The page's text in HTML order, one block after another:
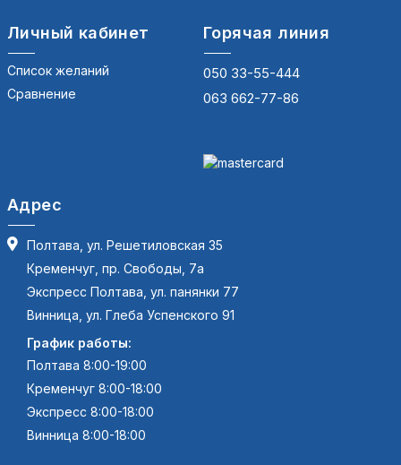
Личный кабинет
Список желаний
Сравнение
Горячая линия
050 33-55-444
063 662-77-86
Адрес
Полтава, ул. Решетиловская 35
Кременчуг, пр. Свободы, 7а
Экспресс Полтава, ул. панянки 77
Винница, ул. Глеба Успенского 91
График работы:
Полтава 8:00-19:00
Кременчуг 8:00-18:00
Экспресс 8:00-18:00
Винница 8:00-18:00